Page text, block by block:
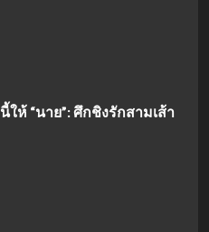
ให้ “นาย”: ศึกชิงรักสามเส้า